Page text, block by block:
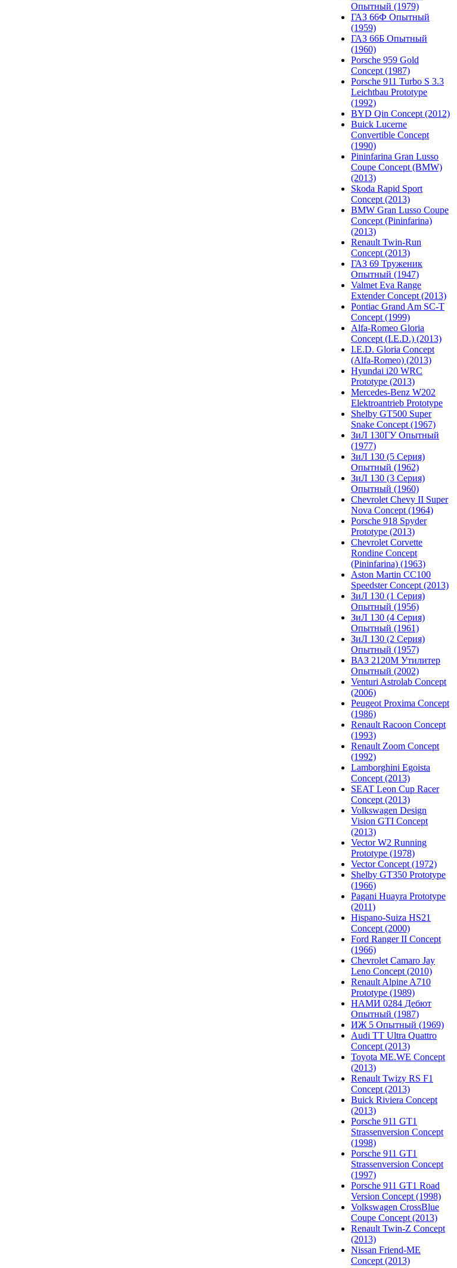
Опытный (1979)
ГАЗ 66Ф Опытный
(1959)
ГАЗ 66Б Опытный
(1960)
Porsche 959 Gold
Concept (1987)
Porsche 911 Turbo S 3.3
Leichtbau Prototype
(1992)
BYD Qin Concept (2012)
Buick Lucerne
Convertible Concept
(1990)
Pininfarina Gran Lusso
Coupe Concept (BMW)
(2013)
Skoda Rapid Sport
Concept (2013)
BMW Gran Lusso Coupe
Concept (Pininfarina)
(2013)
Renault Twin-Run
Concept (2013)
ГАЗ 69 Труженик
Опытный (1947)
Valmet Eva Range
Extender Concept (2013)
Pontiac Grand Am SC-T
Concept (1999)
Alfa-Romeo Gloria
Concept (I.E.D.) (2013)
I.E.D. Gloria Concept
(Alfa-Romeo) (2013)
Hyundai i20 WRC
Prototype (2013)
Mercedes-Benz W202
Elektroantrieb Prototype
Shelby GT500 Super
Snake Concept (1967)
ЗиЛ 130ГУ Опытный
(1977)
ЗиЛ 130 (5 Серия)
Опытный (1962)
ЗиЛ 130 (3 Серия)
Опытный (1960)
Chevrolet Chevy II Super
Nova Concept (1964)
Porsche 918 Spyder
Prototype (2013)
Chevrolet Corvette
Rondine Concept
(Pininfarina) (1963)
Aston Martin CC100
Speedster Concept (2013)
ЗиЛ 130 (1 Серия)
Опытный (1956)
ЗиЛ 130 (4 Серия)
Опытный (1961)
ЗиЛ 130 (2 Серия)
Опытный (1957)
ВАЗ 2120М Утилитер
Опытный (2002)
Venturi Astrolab Concept
(2006)
Peugeot Proxima Concept
(1986)
Renault Racoon Concept
(1993)
Renault Zoom Concept
(1992)
Lamborghini Egoista
Concept (2013)
SEAT Leon Cup Racer
Concept (2013)
Volkswagen Design
Vision GTI Concept
(2013)
Vector W2 Running
Prototype (1978)
Vector Concept (1972)
Shelby GT350 Prototype
(1966)
Pagani Huayra Prototype
(2011)
Hispano-Suiza HS21
Concept (2000)
Ford Ranger II Concept
(1966)
Chevrolet Camaro Jay
Leno Concept (2010)
Renault Alpine A710
Prototype (1989)
НАМИ 0284 Дебют
Опытный (1987)
ИЖ 5 Опытный (1969)
Audi TT Ultra Quattro
Concept (2013)
Toyota ME.WE Concept
(2013)
Renault Twizy RS F1
Concept (2013)
Buick Riviera Concept
(2013)
Porsche 911 GT1
Strassenversion Concept
(1998)
Porsche 911 GT1
Strassenversion Concept
(1997)
Porsche 911 GT1 Road
Version Concept (1998)
Volkswagen CrossBlue
Coupe Concept (2013)
Renault Twin-Z Concept
(2013)
Nissan Friend-ME
Concept (2013)